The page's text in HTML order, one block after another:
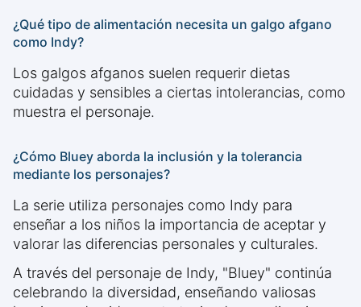
¿Qué tipo de alimentación necesita un galgo afgano
como Indy?
Los galgos afganos suelen requerir dietas
cuidadas y sensibles a ciertas intolerancias, como
muestra el personaje.
¿Cómo Bluey aborda la inclusión y la tolerancia
mediante los personajes?
La serie utiliza personajes como Indy para
enseñar a los niños la importancia de aceptar y
valorar las diferencias personales y culturales.
A través del personaje de Indy, "Bluey" continúa
celebrando la diversidad, enseñando valiosas